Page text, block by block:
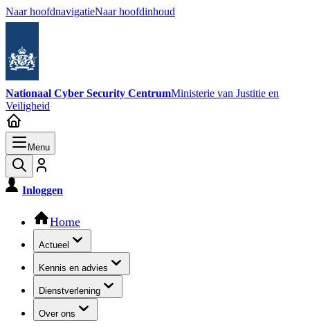
Naar hoofdnavigatieNaar hoofdinhoud
Nationaal Cyber Security CentrumMinisterie van Justitie en
Veiligheid
Menu
Inloggen
Hoofdnavigatie
Home
Actueel
Kennis en advies
Dienstverlening
Over ons